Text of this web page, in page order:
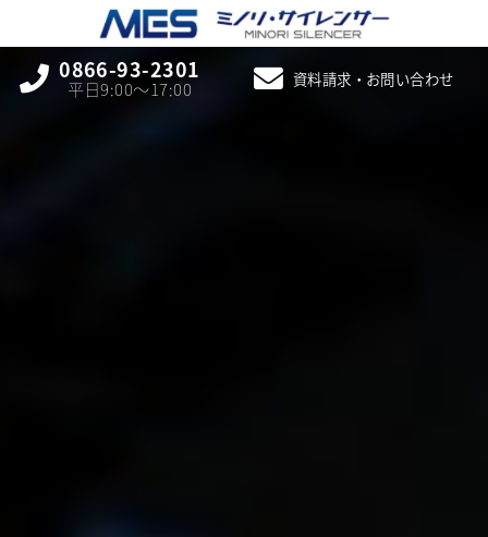
0866-93-2301
平日9:00〜17:00 資料請求・お問い合わせ